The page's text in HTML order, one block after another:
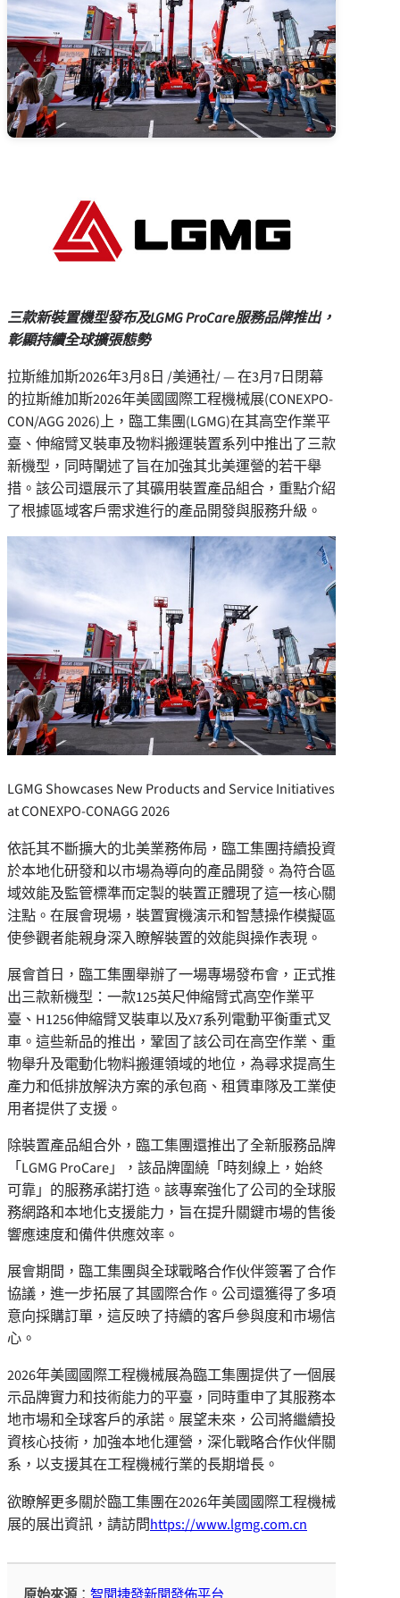
三款新裝置機型發布及LGMG ProCare服務品牌推出，
彰顯持續全球擴張態勢
拉斯維加斯2026年3月8日 /美通社/ — 在3月7日閉幕
的拉斯維加斯2026年美國國際工程機械展(CONEXPO-
CON/AGG 2026)上，臨工集團(LGMG)在其高空作業平
臺、伸縮臂叉裝車及物料搬運裝置系列中推出了三款
新機型，同時闡述了旨在加強其北美運營的若干舉
措。該公司還展示了其礦用裝置產品組合，重點介紹
了根據區域客戶需求進行的產品開發與服務升級。
LGMG Showcases New Products and Service Initiatives
at CONEXPO-CONAGG 2026
依託其不斷擴大的北美業務佈局，臨工集團持續投資
於本地化研發和以市場為導向的產品開發。為符合區
域效能及監管標準而定製的裝置正體現了這一核心關
注點。在展會現場，裝置實機演示和智慧操作模擬區
使參觀者能親身深入瞭解裝置的效能與操作表現。
展會首日，臨工集團舉辦了一場專場發布會，正式推
出三款新機型：一款125英尺伸縮臂式高空作業平
臺、H1256伸縮臂叉裝車以及X7系列電動平衡重式叉
車。這些新品的推出，鞏固了該公司在高空作業、重
物舉升及電動化物料搬運領域的地位，為尋求提高生
產力和低排放解決方案的承包商、租賃車隊及工業使
用者提供了支援。
除裝置產品組合外，臨工集團還推出了全新服務品牌
「LGMG ProCare」，該品牌圍繞「時刻線上，始終
可靠」的服務承諾打造。該專案強化了公司的全球服
務網路和本地化支援能力，旨在提升關鍵市場的售後
響應速度和備件供應效率。
展會期間，臨工集團與全球戰略合作伙伴簽署了合作
協議，進一步拓展了其國際合作。公司還獲得了多項
意向採購訂單，這反映了持續的客戶參與度和市場信
心。
2026年美國國際工程機械展為臨工集團提供了一個展
示品牌實力和技術能力的平臺，同時重申了其服務本
地市場和全球客戶的承諾。展望未來，公司將繼續投
資核心技術，加強本地化運營，深化戰略合作伙伴關
系，以支援其在工程機械行業的長期增長。
欲瞭解更多關於臨工集團在2026年美國國際工程機械
展的展出資訊，請訪問https://www.lgmg.com.cn